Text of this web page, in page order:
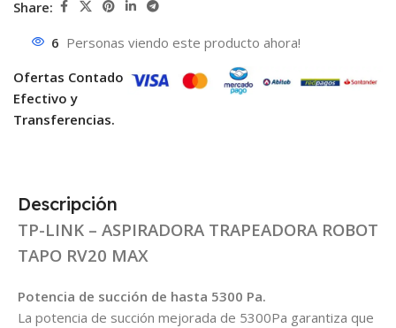
Share:
6 Personas viendo este producto ahora!
Ofertas Contado
Efectivo y
Transferencias.
Descripción
TP-LINK – ASPIRADORA TRAPEADORA ROBOT
TAPO RV20 MAX
Potencia de succión de hasta 5300 Pa.
La potencia de succión mejorada de 5300Pa garantiza que